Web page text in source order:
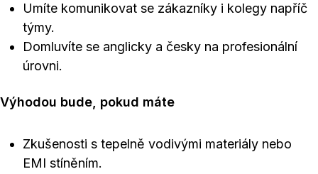
Umíte komunikovat se zákazníky i kolegy napříč
týmy.
Domluvíte se anglicky a česky na profesionální
úrovni.
Výhodou bude, pokud máte
Zkušenosti s tepelně vodivými materiály nebo
EMI stíněním.